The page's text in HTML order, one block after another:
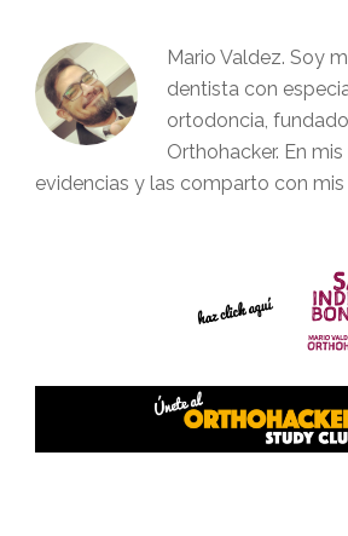
Mario Valdez. Soy
dentista con
ortodoncia,
Orthohacker. En
evidencias y las comparto con mis